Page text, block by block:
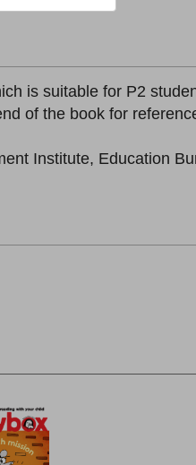
is suitable for P2
of the book for
Institute, Education